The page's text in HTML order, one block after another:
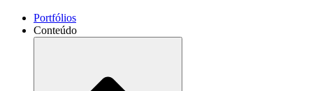
Portfólios
Conteúdo